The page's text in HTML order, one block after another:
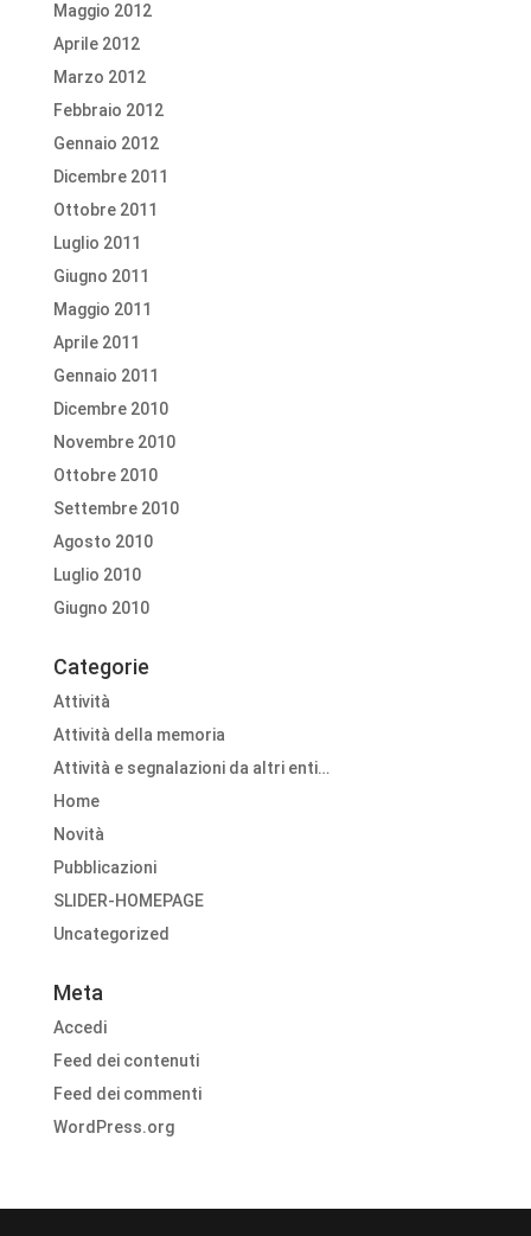
Maggio 2012
Aprile 2012
Marzo 2012
Febbraio 2012
Gennaio 2012
Dicembre 2011
Ottobre 2011
Luglio 2011
Giugno 2011
Maggio 2011
Aprile 2011
Gennaio 2011
Dicembre 2010
Novembre 2010
Ottobre 2010
Settembre 2010
Agosto 2010
Luglio 2010
Giugno 2010
Categorie
Attività
Attività della memoria
Attività e segnalazioni da altri enti…
Home
Novità
Pubblicazioni
SLIDER-HOMEPAGE
Uncategorized
Meta
Accedi
Feed dei contenuti
Feed dei commenti
WordPress.org